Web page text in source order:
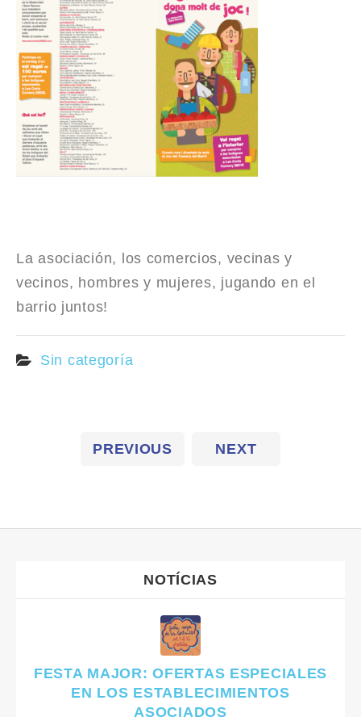
La asociación, los comercios, vecinas y
vecinos, hombres y mujeres, jugando en el
barrio juntos!
Sin categoría
PREVIOUS NEXT
NOTÍCIAS
FESTA MAJOR: OFERTAS ESPECIALES
EN LOS ESTABLECIMIENTOS
ASOCIADOS